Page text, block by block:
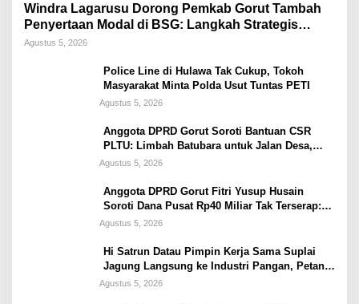
Windra Lagarusu Dorong Pemkab Gorut Tambah
Penyertaan Modal di BSG: Langkah Strategis
Perkuat Fiskal Daerah
Agustus 5, 2026
Police Line di Hulawa Tak Cukup, Tokoh
Masyarakat Minta Polda Usut Tuntas PETI
Agustus 5, 2026
Anggota DPRD Gorut Soroti Bantuan CSR
PLTU: Limbah Batubara untuk Jalan Desa,
Kesehatan Warga Terancam
Agustus 5, 2026
Anggota DPRD Gorut Fitri Yusup Husain
Soroti Dana Pusat Rp40 Miliar Tak Terserap:
Kita Tidak Punya Bank Data
Agustus 5, 2026
Hi Satrun Datau Pimpin Kerja Sama Suplai
Jagung Langsung ke Industri Pangan, Petani
Dapat Jaminan Pasar
Agustus 5, 2026